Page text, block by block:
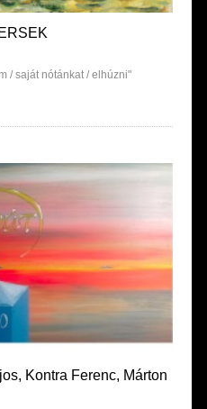
/ saját nótánkat / elhúzni"
Kontra Ferenc, Márton